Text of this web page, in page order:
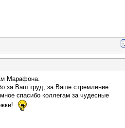
Марафона.
за Ваш труд, за Ваше стремление
спасибо коллегам за чудесные